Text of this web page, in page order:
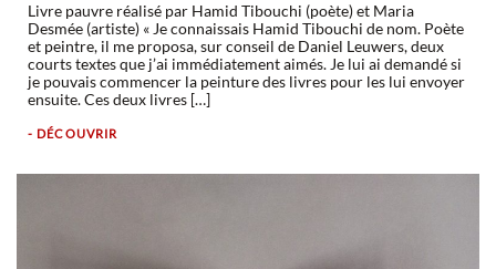
Livre pauvre réalisé par Hamid Tibouchi (poète) et Maria
Desmée (artiste) « Je connaissais Hamid Tibouchi de nom. Poète
et peintre, il me proposa, sur conseil de Daniel Leuwers, deux
courts textes que j’ai immédiatement aimés. Je lui ai demandé si
je pouvais commencer la peinture des livres pour les lui envoyer
ensuite. Ces deux livres […]
- DÉCOUVRIR